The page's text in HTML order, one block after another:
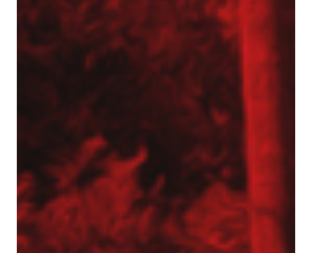
Sloupy s tryskovou injektáží – jet
grouting
Mikropiloty
Sloupy DSM
Výtlačné piloty
Pažení výkopů
Berlínské stěny
Opěrné stěny